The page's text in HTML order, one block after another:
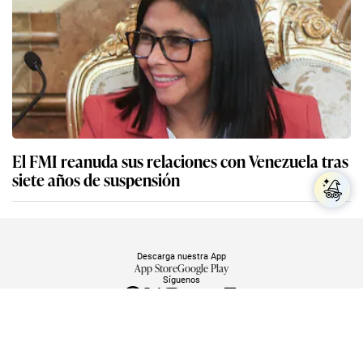
El FMI reanuda sus relaciones con Venezuela tras
siete años de suspensión
Síguenos
Descarga nuestra App
App StoreGoogle Play